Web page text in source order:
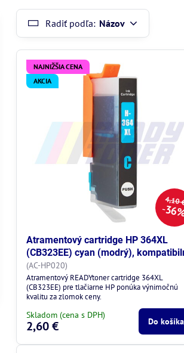
Radiť podľa: Názov
4,10
NAJNIŽŠIA CENA
AKCIA
Atramentový cartridge HP 364XL
(CB323EE) cyan (modrý),
(AC-HP020)
Atramentový READYtoner cartridge 364XL
(CB323EE) pre tlačiarne HP ponúka výnimočnú
kvalitu za zlomok ceny.
Skladom (cena s DPH)
2,60 € Do košíka